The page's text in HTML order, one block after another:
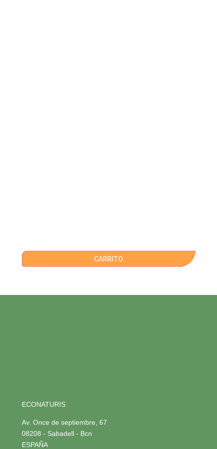
CARRITO
ECONATURIS
Av. Once de septiembre, 67
08208 - Sabadell - Bcn
ESPAÑA